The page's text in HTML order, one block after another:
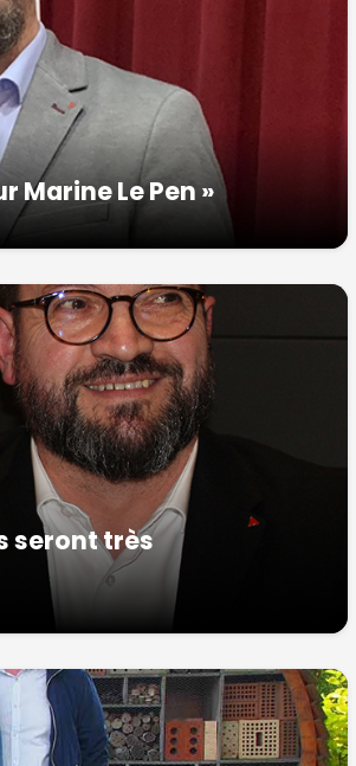
Marine Le Pen »
seront très